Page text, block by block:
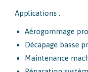
Applications :
Aérogommage
Décapage basse
Maintenance